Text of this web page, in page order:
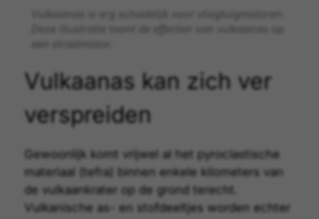
Vulkaanas kan zich ver
verspreiden
Gewoonlijk komt vrijwel al het pyroclastische
materiaal (tefra)
binnen enkele kilometers van
de vulkaankrater op de grond terecht.
Vulkanische as- en stofdeeltjes worden echter